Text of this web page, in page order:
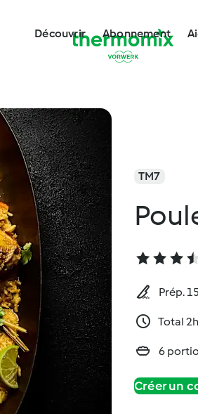
Découvrir Abonnement
TM7
Prép.
Total 2h
6
Créer un